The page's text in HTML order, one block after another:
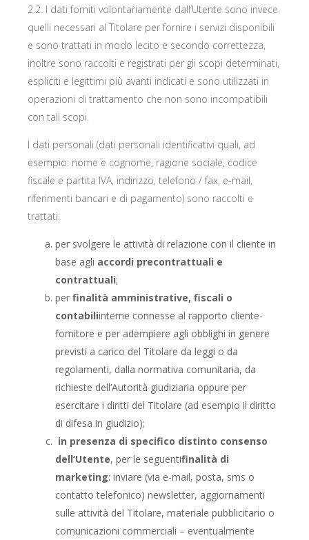
2.2. I dati forniti volontariamente dall’Utente sono invece
quelli necessari al Titolare per fornire i servizi disponibili
e sono trattati in modo lecito e secondo correttezza,
inoltre sono raccolti e registrati per gli scopi determinati,
espliciti e legittimi più avanti indicati e sono utilizzati in
operazioni di trattamento che non sono incompatibili
con tali scopi.
I dati personali (dati personali identificativi quali, ad
esempio: nome e cognome, ragione sociale, codice
fiscale e partita IVA, indirizzo, telefono / fax, e-mail,
riferimenti bancari e di pagamento) sono raccolti e
trattati:
per svolgere le attività di relazione con il cliente in
base agli accordi precontrattuali e
contrattuali;
perfinalità amministrative, fiscali o
contabiliinterne connesse al rapporto cliente-
fornitore e per adempiere agli obblighi in genere
previsti a carico del Titolare da leggi o da
regolamenti, dalla normativa comunitaria, da
richieste dell’Autorità giudiziaria oppure per
esercitare i diritti del Titolare (ad esempio il diritto
di difesa in giudizio);
in presenza di specifico distinto consenso
dell’Utente, per le seguentifinalità di
marketing: inviare (via e-mail, posta, sms o
contatto telefonico) newsletter, aggiornamenti
sulle attività del Titolare, materiale pubblicitario o
comunicazioni commerciali – eventualmente